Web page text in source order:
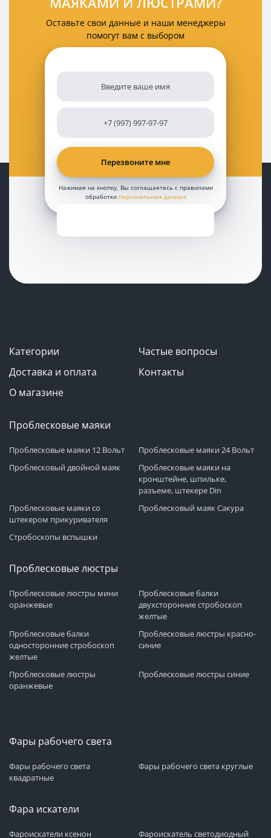
Оставьте свои данные и наши менеджеры
помогут вам с выбором
Нажимая на кнопку, Вы соглашаетесь с правилами
обработки персональных данных
Категории
Частые вопросы
Доставка и оплата
Контакты
О магазине
Проблесковые маяки
Проблесковые маяки 12 Вольт
Проблесковые маяки 24 Вольт
Проблесковый двойной маяк
Проблесковые маяки на
кронштейне, шпильке,
разъеме, штекере Din
Проблесковые маяки со
штекером прикуривателя
Проблесковый маяк Сакура
Стробоскопы вспышки
Проблесковые люстры
Проблесковые люстры мини
оранжевые
Проблесковые балки
двухсторонние стробоскоп
желтые
Проблесковые балки
односторонние стробоскоп
желтые
Проблесковые люстры красно-
синие
Проблесковые люстры
оранжевые
Проблесковые люстры синие
Фары рабочего света
Фары рабочего света
квадратные
Фары рабочего света круглые
Фара искатели
Фароискатели ксенон Фароискатель светодиодный